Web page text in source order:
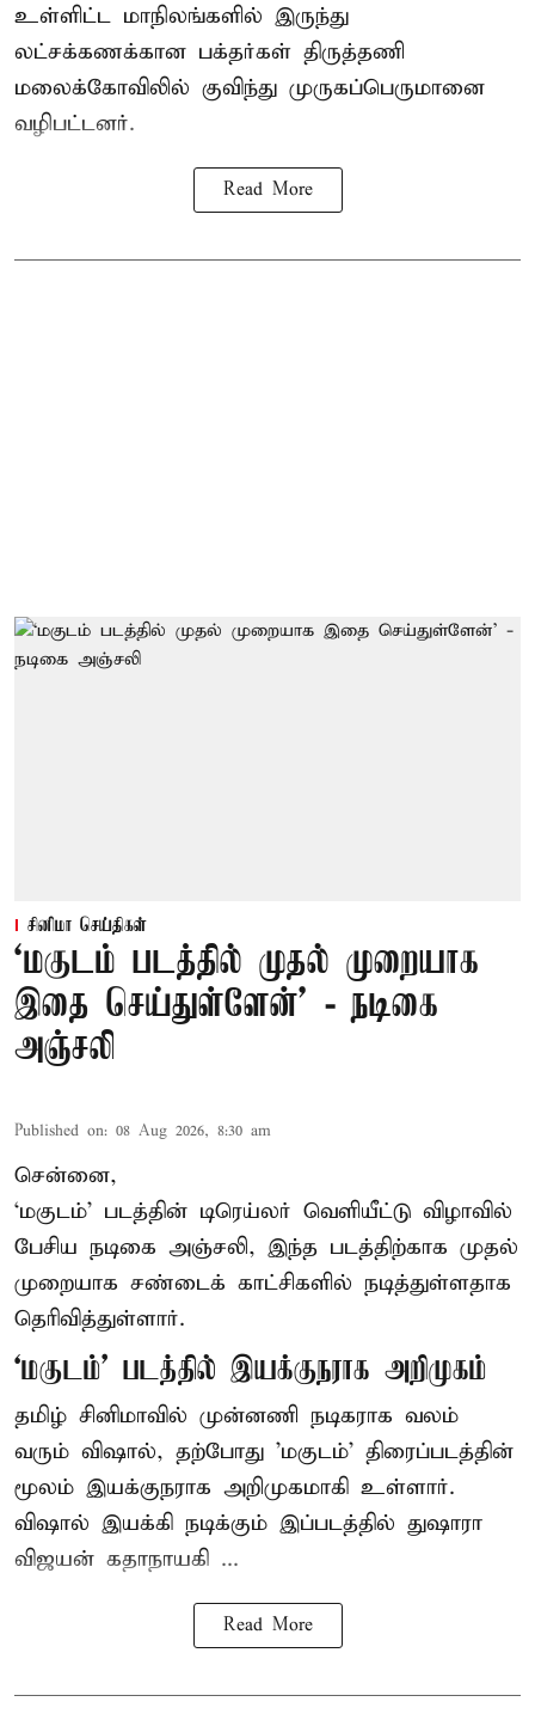
உள்ளிட்ட மாநிலங்களில் இருந்து
லட்சக்கணக்கான பக்தர்கள் திருத்தணி
மலைக்கோவிலில் குவிந்து முருகப்பெருமானை
வழிபட்டனர்.
Read More
சினிமா செய்திகள்
‘மகுடம் படத்தில் முதல் முறையாக
இதை செய்துள்ளேன்’ - நடிகை
அஞ்சலி
Published on: 08 Aug 2026, 8:30 am
சென்னை,
‘மகுடம்’ படத்தின் டிரெய்லர் வெளியீட்டு விழாவில்
பேசிய நடிகை அஞ்சலி, இந்த படத்திற்காக முதல்
முறையாக சண்டைக் காட்சிகளில் நடித்துள்ளதாக
தெரிவித்துள்ளார்.
‘மகுடம்’ படத்தில் இயக்குநராக அறிமுகம்
தமிழ் சினிமாவில் முன்னணி நடிகராக வலம்
வரும் விஷால், தற்போது 'மகுடம்' திரைப்படத்தின்
மூலம் இயக்குநராக அறிமுகமாகி உள்ளார்.
விஷால் இயக்கி நடிக்கும் இப்படத்தில் துஷாரா
விஜயன் கதாநாயகி ...
Read More